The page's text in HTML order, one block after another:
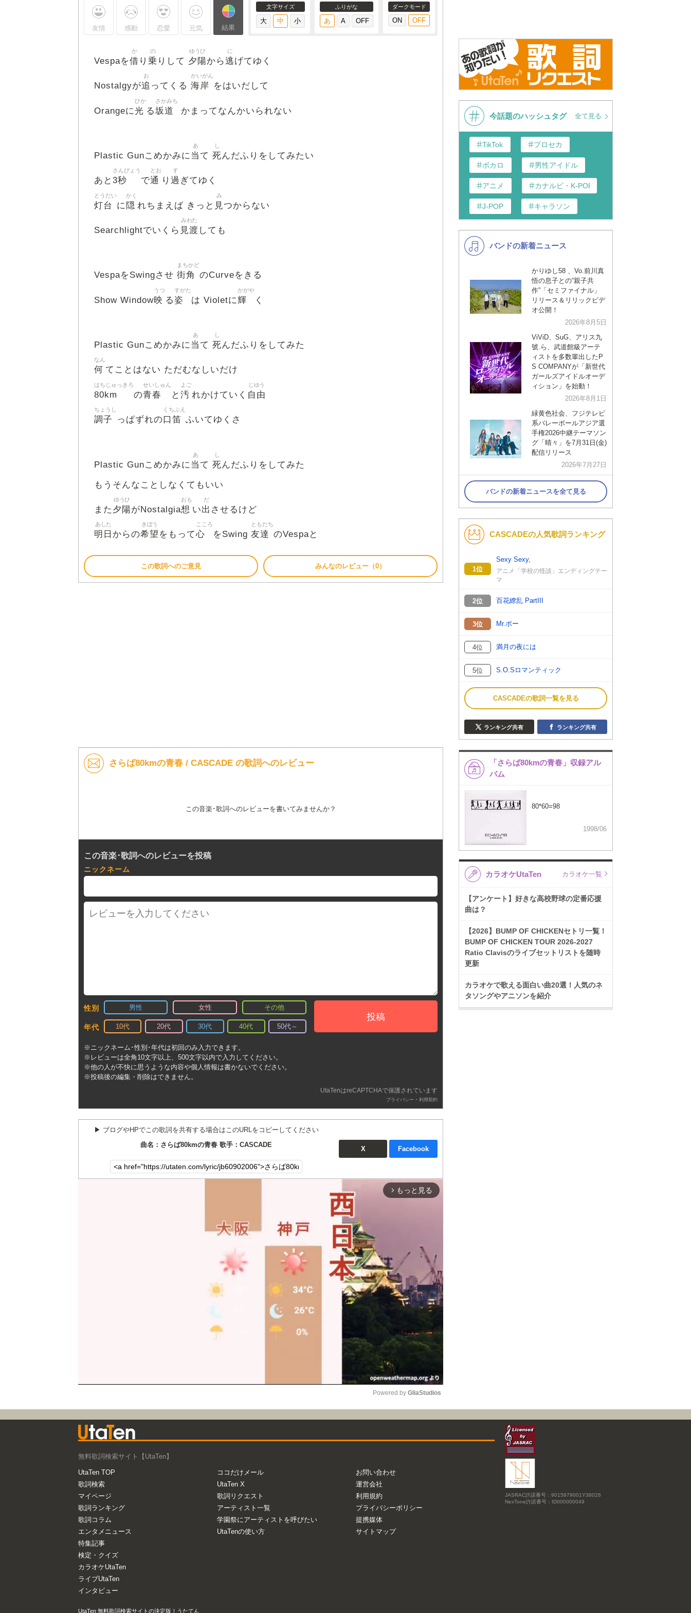
友情 感動 恋愛 元気 結果
文字サイズ ふりがな ダークモード
Vespaを借
か
り 乗
の
りして 夕陽
ゆうひ
から逃
に
げてゆく
Nostalgyが追
お
ってくる 海岸
かいがん
をはいだして
Orangeに光
ひか
る坂道
さかみち
かまってなんかいられない
Plastic Gunこめかみに当
あ
て 死
し
んだふりをしてみたい
あと 3秒
さんびょう
で通
とお
り 過
す
ぎてゆく
灯台
とうだい
に 隠
かく
れちまえば きっと 見
み
つからない
Searchlightでいくら 見渡
みわた
しても
VespaをSwingさせ 街角
まちかど
のCurveをきる
Show Window映
うつ
る姿
すがた
は Violetに輝
かがや
く
Plastic Gunこめかみに当
あ
て 死
し
んだふりをしてみた
何
なん
てことはない ただむなしいだけ
80km
はちじゅっきろ
の青春
せいしゅん
と 汚
よご
れかけていく 自由
じゆう
調子
ちょうし
っぱずれの 口笛
くちぶえ
ふいてゆくさ
Plastic Gunこめかみに当
あ
て 死
し
んだふりをしてみた
もうそんなことしなくてもいい
また 夕陽
ゆうひ
がNostalgia想
おも
い出
だ
させるけど
明日
あした
からの希望
きぼう
をもって心
こころ
をSwing 友達
ともだち
のVespaと
この歌詞へのご意見 みんなのレビュー（0）
さらば80kmの青春 / CASCADE の歌詞へのレビュー
この音楽･歌詞へのレビューを書いてみませんか？
この音楽･歌詞へのレビューを投稿
ニックネーム
性別 男性 女性 その他
年代 10代 20代 30代 40代 50代～
投稿
※ニックネーム･性別･年代は初回のみ入力できます。
※レビューは全角10文字以上、500文字以内で入力してください。
※他の人が不快に思うような内容や個人情報は書かないでください。
※投稿後の編集・削除はできません。
UtaTenはreCAPTCHAで保護されています
プライバシー - 利用契約
▶︎ ブログやHPでこの歌詞を共有する場合はこのURLをコピーしてください
曲名：さらば80kmの青春 歌手：CASCADE
X Facebook
arrow_forward_ios もっと見る
Mute
Powered by GliaStudios
今話題のハッシュタグ 全て見る
TikTok プロセカ
ボカロ 男性アイドル
アニメ カナルビ・K-POP和訳
J-POP キャラソン
K-POP 演歌・歌謡
洋楽
VTuber ディズニー
バンドの新着ニュース
かりゆし58 、Vo.前川真
悟の息子との“親子共
作”「セミファイナル」
リリース＆リリックビデ
オ公開！
2026年8月5日
ViViD、SuG、アリス九
號.ら、武道館級アーテ
ィストを多数輩出したP
S COMPANYが「新世代
ガールズアイドルオーデ
ィション」を始動！
2026年8月1日
緑黄色社会、フジテレビ
系バレーボールアジア選
手権2026中継テーマソン
グ「晴々」を7月31日(金)
配信リリース
2026年7月27日
バンドの新着ニュースを全て見る
CASCADEの人気歌詞ランキング
1位
Sexy Sexy,
アニメ「学校の怪談」エンディングテー
マ
2位 百花繚乱 PartIII
3位 Mr.ポー
4位 満月の夜には
5位 S.O.Sロマンティック
CASCADEの歌詞一覧を見る
ランキング共有 ランキング共有
「さらば80kmの青春」収録アル
バム
80*60=98
1998/06
カラオケUtaTen カラオケ一覧
【アンケート】好きな高校野球の定番応援
曲は？
【2026】BUMP OF CHICKENセトリ一覧！
BUMP OF CHICKEN TOUR 2026-2027
Ratio Clavisのライブセットリストを随時
更新
カラオケで歌える面白い曲20選！人気のネ
タソングやアニソンを紹介
無料歌詞検索サイト【UtaTen】
UtaTen TOP
歌詞検索
マイページ
歌詞ランキング
歌詞コラム
エンタメニュース
特集記事
検定・クイズ
カラオケUtaTen
ライブUtaTen
インタビュー
ココだけメール
UtaTen X
歌詞リクエスト
アーティスト一覧
学園祭にアーティストを呼びたい
UtaTenの使い方
お問い合わせ
運営会社
利用規約
プライバシーポリシー
提携媒体
サイトマップ
UtaTen 無料歌詞検索サイトの決定版！うたてん
JASRAC許諾番号：9015879001Y38026
NexTone許諾番号：ID000000049